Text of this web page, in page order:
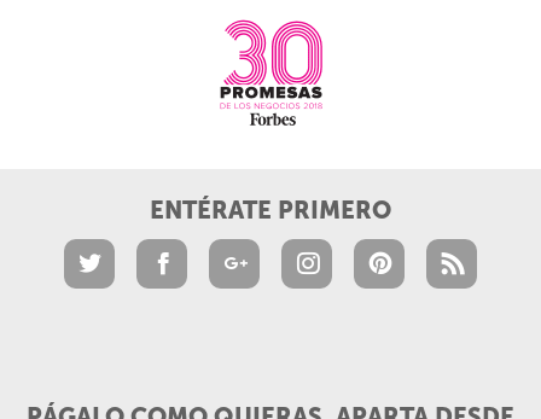
ENTÉRATE PRIMERO